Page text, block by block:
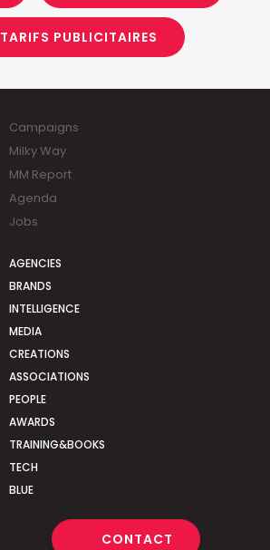
TARIFS PUBLICITAIRES
Campaigns
Milky Way
MM Report
Agenda
Jobs
AGENCIES
BRANDS
INTELLIGENCE
MEDIA
CREATIONS
ASSOCIATIONS
PEOPLE
AWARDS
TRAINING&BOOKS
TECH
BLUE
CONTACT